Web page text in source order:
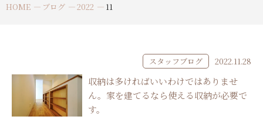
HOME ブログ 2022 11
スタッフブログ 2022.11.28
収納は多ければいいわけではありませ
ん。家を建てるなら使える収納が必要で
す。